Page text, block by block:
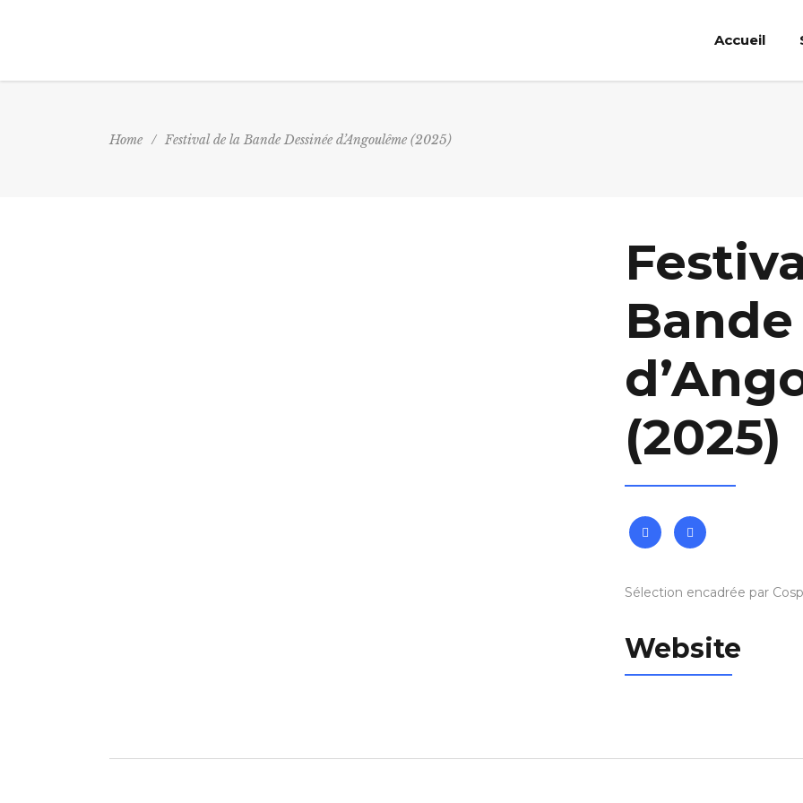
Accueil
Home / Festival de la Bande Dessinée d’Angoulême (2025)
(2025)
Sélection encadrée par
Website